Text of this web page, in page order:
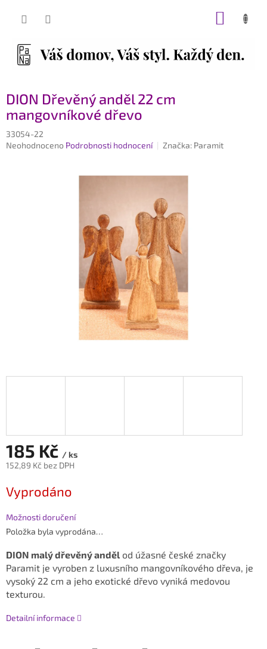
DION Dřevěný anděl 22 cm
mangovníkové dřevo
33054-22
Průměrné
Neohodnoceno Podrobnosti hodnocení Značka: Paramit
185 Kč / ks
152,89 Kč bez DPH
cena:
Vyprodáno
Možnosti doručení
Položka byla vyprodána…
DION malý dřevěný anděl od úžasné české značky
Paramit je vyroben z luxusního mangovníkového dřeva, je
vysoký 22 cm a jeho exotické dřevo vyniká medovou
texturou.
Detailní informace